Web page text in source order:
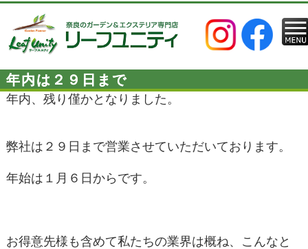
年内は２９日まで
年内、残り僅かとなりました。
弊社は２９日まで営業させていただいております。
年始は１月６日からです。
お得意先様も含めて私たちの業界は概ね、こんなと